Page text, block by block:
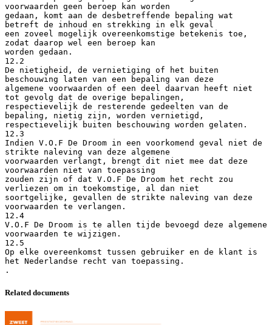
voorwaarden geen beroep kan worden
gedaan, komt aan de desbetreffende bepaling wat
betreft de inhoud en strekking in elk geval
een zoveel mogelijk overeenkomstige betekenis toe,
zodat daarop wel een beroep kan
worden gedaan.
12.2
De nietigheid, de vernietiging of het buiten
beschouwing laten van een bepaling van deze
algemene voorwaarden of een deel daarvan heeft niet
tot gevolg dat de overige bepalingen,
respectievelijk de resterende gedeelten van de
bepaling, nietig zijn, worden vernietigd,
respectievelijk buiten beschouwing worden gelaten.
12.3
Indien V.O.F De Droom in een voorkomend geval niet de
strikte naleving van deze algemene
voorwaarden verlangt, brengt dit niet mee dat deze
voorwaarden niet van toepassing
zouden zijn of dat V.O.F De Droom het recht zou
verliezen om in toekomstige, al dan niet
soortgelijke, gevallen de strikte naleving van deze
voorwaarden te verlangen.
12.4
V.O.F De Droom is te allen tijde bevoegd deze algemene
voorwaarden te wijzigen.
12.5
Op elke overeenkomst tussen gebruiker en de klant is
het Nederlandse recht van toepassing.
Related documents